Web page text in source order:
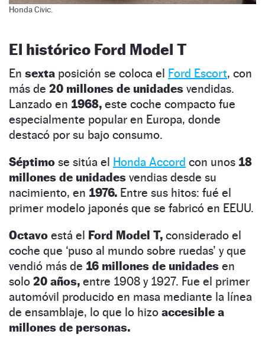
Honda Civic.
El histórico Ford Model T
En sexta posición se coloca el Ford Escort, con
más de 20 millones de unidades vendidas.
Lanzado en 1968, este coche compacto fue
especialmente popular en Europa, donde
destacó por su bajo consumo.
Séptimo se sitúa el Honda Accord con unos 18
millones de unidades vendias desde su
nacimiento, en 1976. Entre sus hitos: fué el
primer modelo japonés que se fabricó en EEUU.
Octavo está el Ford Model T, considerado el
coche que ‘puso al mundo sobre ruedas’ y que
vendió más de 16 millones de unidades en
solo 20 años, entre 1908 y 1927. Fue el primer
automóvil producido en masa mediante la línea
de ensamblaje, lo que lo hizo accesible a
millones de personas.